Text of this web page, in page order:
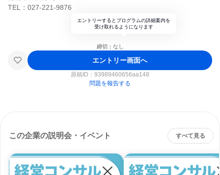
TEL：027-221-9876
エントリーするとプログラムの詳細案内を
受け取れるようになります
締切：なし
エントリー画面へ
原稿ID： 93989460656aa148
問題を報告する
この企業の説明会・イベント すべて見る